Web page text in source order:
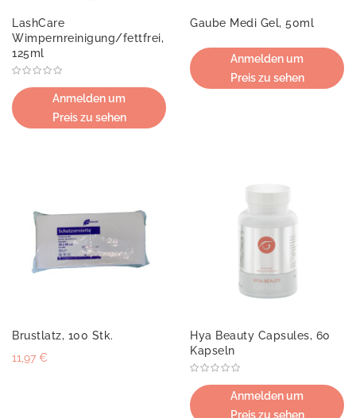
LashCare
Wimpernreinigung/fettfrei,
125ml
Anmelden um
Preis zu sehen
Gaube Medi Gel, 50ml
Anmelden um
Preis zu sehen
Brustlatz, 100 Stk.
11,97 €
Hya Beauty Capsules, 60
Kapseln
Anmelden um
Preis zu sehen